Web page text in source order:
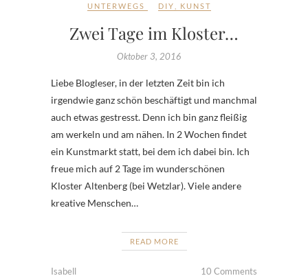
UNTERWEGS DIY KUNST
Zwei Tage im Kloster…
Oktober 3, 2016
Liebe Blogleser, in der letzten Zeit bin ich
irgendwie ganz schön beschäftigt und manchmal
auch etwas gestresst. Denn ich bin ganz fleißig
am werkeln und am nähen. In 2 Wochen findet
ein Kunstmarkt statt, bei dem ich dabei bin. Ich
freue mich auf 2 Tage im wunderschönen
Kloster Altenberg (bei Wetzlar). Viele andere
kreative Menschen…
READ MORE
Isabell 10 Comments